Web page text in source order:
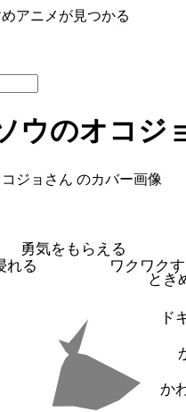
アニメが見つかる
ウのオコジ
勇気をもらえる
ワクワク
とき
ド
か
れる